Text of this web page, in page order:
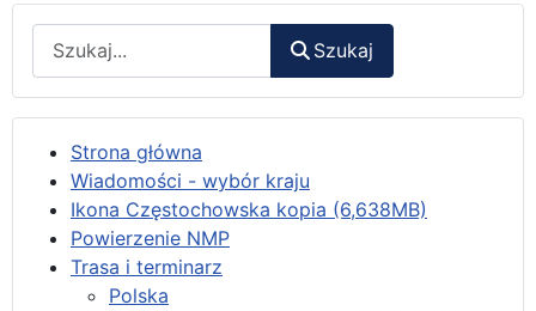
Szukaj
Strona główna
Wiadomości - wybór kraju
Ikona Częstochowska kopia (6,638MB)
Powierzenie NMP
Trasa i terminarz
Polska